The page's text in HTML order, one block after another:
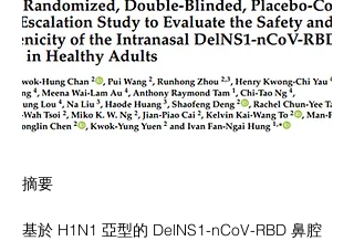
摘要
基於 H1N1 亞型的 DelNS1-nCoV-RBD 鼻腔